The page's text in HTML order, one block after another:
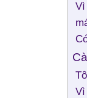
Vì
Vì